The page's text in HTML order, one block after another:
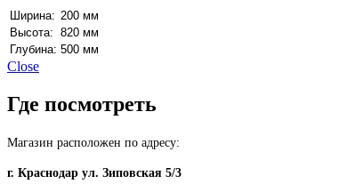
Ширина: 200 мм
Высота: 820 мм
Глубина: 500 мм
Close
Где посмотреть
Магазин расположен по адресу:
г. Краснодар ул. Зиповская 5/3